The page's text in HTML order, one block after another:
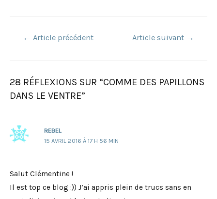
Navigation
l’article
← Article précédent Article suivant →
28 RÉFLEXIONS SUR “COMME DES PAPILLONS
DANS LE VENTRE”
REBEL
15 AVRIL 2016 À 17 H 56 MIN
Salut Clémentine !
Il est top ce blog :)) J’ai appris plein de trucs sans en